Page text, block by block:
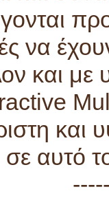
να
και
και
αυτό